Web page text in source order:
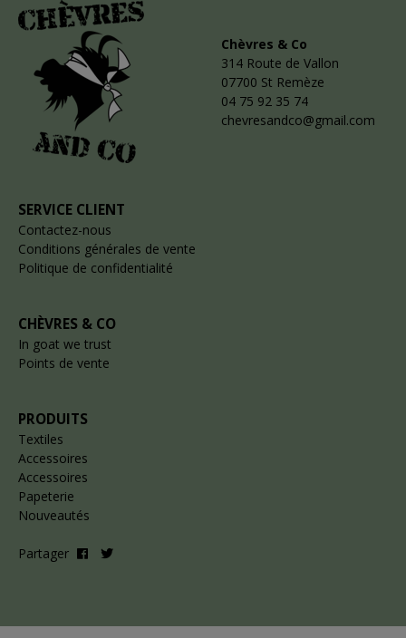
Chèvres & Co
314 Route de Vallon
07700 St Remèze
04 75 92 35 74
chevresandco@gmail.com
SERVICE CLIENT
Contactez-nous
Conditions générales de vente
Politique de confidentialité
CHÈVRES & CO
In goat we trust
Points de vente
PRODUITS
Textiles
Accessoires
Accessoires
Papeterie
Nouveautés
Partager